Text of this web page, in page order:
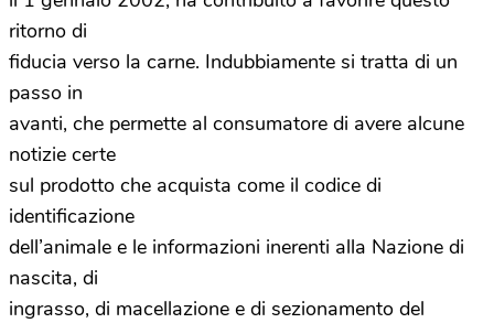
ritorno di
fiducia verso la carne. Indubbiamente si tratta di un
passo in
avanti, che permette al consumatore di avere alcune
notizie certe
sul prodotto che acquista come il codice di
identificazione
dell’animale e le informazioni inerenti alla Nazione di
nascita, di
ingrasso, di macellazione e di sezionamento del